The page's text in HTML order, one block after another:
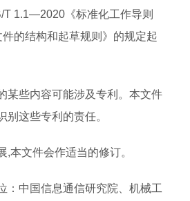
T 1.1—2020《标准化工作导则
的结构和起草规则》的规定起
某些内容可能涉及专利。本文件
别这些专利的责任。
,本文件会作适当的修订。
：中国信息通信研究院、机械工